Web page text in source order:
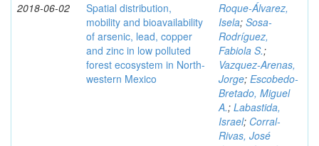
2018-06-02
Spatial distribution,
mobility and bioavailability
of arsenic, lead, copper
and zinc in low polluted
forest ecosystem in North-
western Mexico
Roque-Álvarez,
Isela; Sosa-
Rodríguez,
Fabiola S.;
Vazquez-Arenas,
Jorge; Escobedo-
Bretado, Miguel
A.; Labastida,
Israel; Corral-
Rivas, José